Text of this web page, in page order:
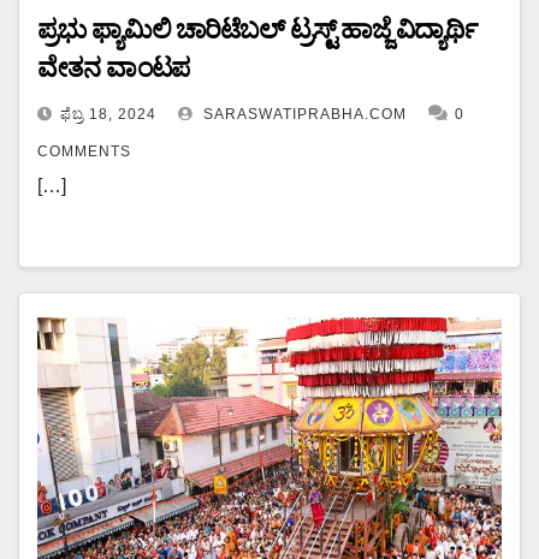
ಪ್ರಭು ಫ್ಯಾಮಿಲಿ ಚಾರಿಟೆಬಲ್ ಟ್ರಸ್ಟ್ ಹಾಜ್ಜೆ ವಿದ್ಯಾರ್ಥಿ
ವೇತನ ವಾಂಟಪ
ಫೆಬ್ರ 18, 2024 SARASWATIPRABHA.COM 0
COMMENTS
[…]